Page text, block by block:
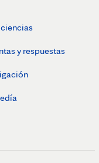
y respuestas